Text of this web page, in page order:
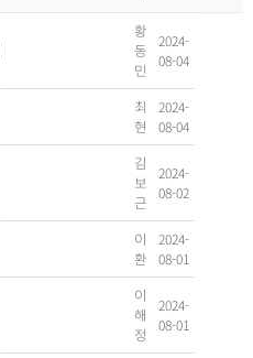
황
동
민
2024-
08-04
최
현
2024-
08-04
김
보
근
2024-
08-02
이
환
2024-
08-01
이
해
정
2024-
08-01